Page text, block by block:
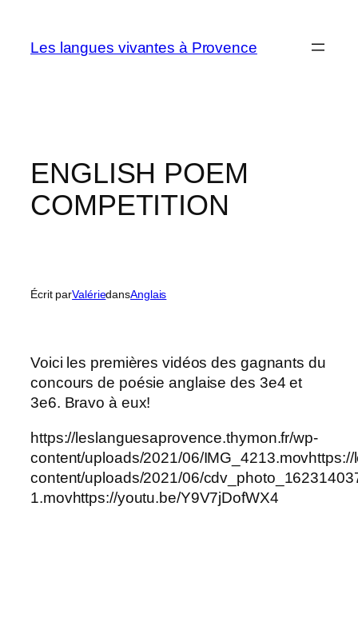
contenu
Les langues vivantes à Provence
ENGLISH POEM
COMPETITION
Écrit parValériedansAnglais
Voici les premières vidéos des gagnants du
concours de poésie anglaise des 3e4 et
3e6. Bravo à eux!
https://leslanguesaprovence.thymon.fr/wp-
content/uploads/2021/06/
content/uploads/2021/06/
1.movhttps://youtu.be/Y9V7jDofWX4